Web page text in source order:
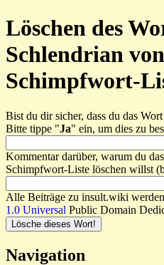
Löschen des
Schlendrian
Schimpfwort-
Bist du dir sicher, dass du das Wort
Bitte tippe "Ja" ein, um dies zu
Kommentar darüber, warum du
Schimpfwort-Liste löschen willst
Alle Beiträge zu insult.wiki
1.0 Universal Public Domain
Navigation